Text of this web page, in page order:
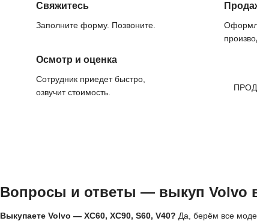
Свяжитесь
Заполните форму. Позвоните.
Осмотр и оценка
Сотрудник приедет быстро,
озвучит стоимость.
Вопросы и ответы — выкуп Volvo
Выкупаете Volvo — XC60, XC90, S60, V40? Да, берём все